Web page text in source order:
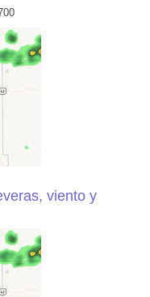
viento y